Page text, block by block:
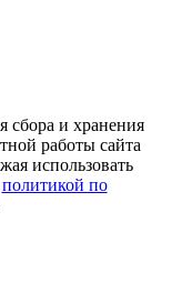
сбора и хранения
работы сайта
использовать
политикой по